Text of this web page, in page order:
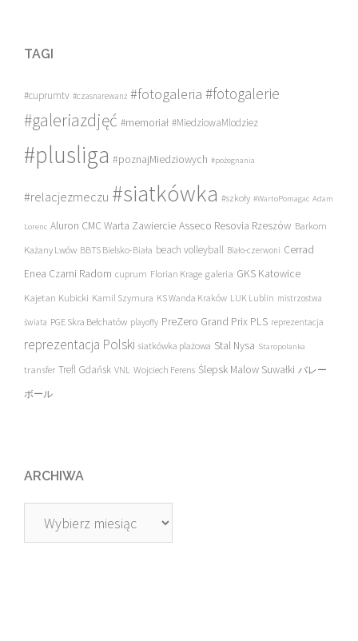
TAGI
#cuprumtv #czasnarewanż #fotogaleria #fotogalerie
#galeriazdjęć #memoriał #MiedziowaMlodziez
#plusliga #poznajMiedziowych #pożegnania
#relacjezmeczu #siatkówka #szkoły #WartoPomagac Adam
Lorenc Aluron CMC Warta Zawiercie Asseco Resovia Rzeszów Barkom
Każany Lwów BBTS Bielsko-Biała beach volleyball Biało-czerwoni Cerrad
Enea Czarni Radom cuprum Florian Krage galeria GKS Katowice
Kajetan Kubicki Kamil Szymura KS Wanda Kraków LUK Lublin mistrzostwa
świata PGE Skra Bełchatów playoffy PreZero Grand Prix PLS reprezentacja
reprezentacja Polski siatkówka plażowa Stal Nysa Staropolanka
transfer Trefl Gdańsk VNL Wojciech Ferens Ślepsk Malow Suwałki バレー
ボール
ARCHIWA
Archiwa